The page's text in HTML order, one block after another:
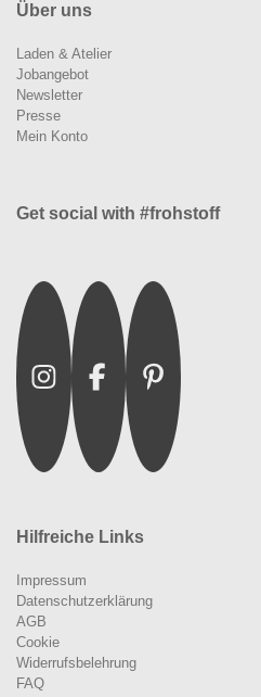
Über uns
Laden & Atelier
Jobangebot
Newsletter
Presse
Mein Konto
Get social with #frohstoff
InstagramFacebookPinterest
Hilfreiche Links
Impressum
Datenschutzerklärung
AGB
Cookie
Widerrufsbelehrung
FAQ